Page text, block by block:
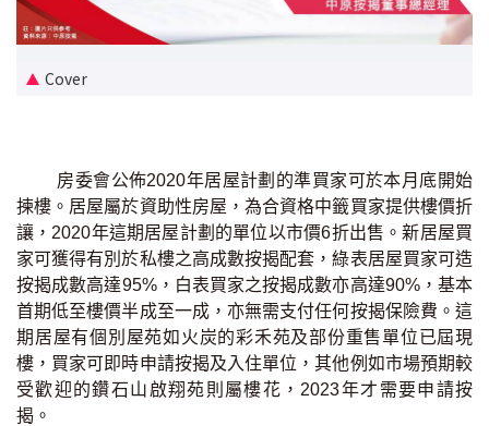
新盤優越按揭優惠
中原按揭標籤優惠
按揭工具
按揭計算
轉按計算
置業預算
供款年期計算
Cover
房委會公佈2020年居屋計劃的準買家可於本月底開始
揀樓。居屋屬於資助性房屋，為合資格中籤買家提供樓價折
讓，2020年這期居屋計劃的單位以市價6折出售。新居屋買
家可獲得有別於私樓之高成數按揭配套，綠表居屋買家可造
按揭成數高達95%，白表買家之按揭成數亦高達90%，基本
首期低至樓價半成至一成，亦無需支付任何按揭保險費。這
期居屋有個別屋苑如火炭的彩禾苑及部份重售單位已屆現
樓，買家可即時申請按揭及入住單位，其他例如市場預期較
受歡迎的鑽石山啟翔苑則屬樓花，2023年才需要申請按
揭。